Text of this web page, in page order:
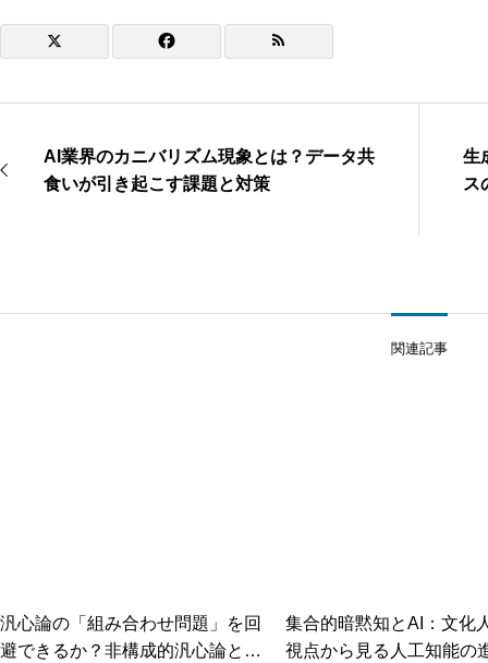
AI業界のカニバリズム現象とは？データ共
食いが引き起こす課題と対策
生
ス
関連記事
汎心論の「組み合わせ問題」を回
避できるか？非構成的汎心論とコ
集合的暗黙知とAI：文化
視点から見る人工知能の